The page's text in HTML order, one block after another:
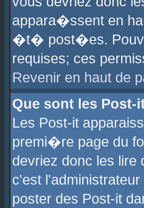
appara�ssent en
�t� post�es.
requises; ces
Revenir en haut de
Que sont les Post-
Les Post-it
premi�re page du
devriez donc les
c'est
poster des Post-it